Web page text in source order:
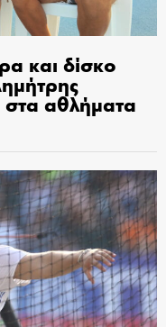
και δίσκο
αθλήματα